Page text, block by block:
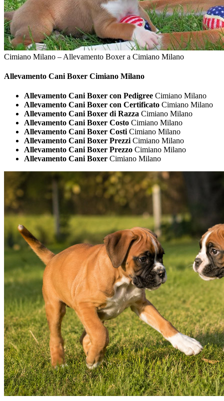
Cimiano Milano – Allevamento Boxer a Cimiano Milano
Allevamento Cani Boxer Cimiano Milano
Allevamento Cani Boxer con Pedigree Cimiano Milano
Allevamento Cani Boxer con Certificato Cimiano Milano
Allevamento Cani Boxer di Razza Cimiano Milano
Allevamento Cani Boxer Costo Cimiano Milano
Allevamento Cani Boxer Costi Cimiano Milano
Allevamento Cani Boxer Prezzi Cimiano Milano
Allevamento Cani Boxer Prezzo Cimiano Milano
Allevamento Cani Boxer Cimiano Milano